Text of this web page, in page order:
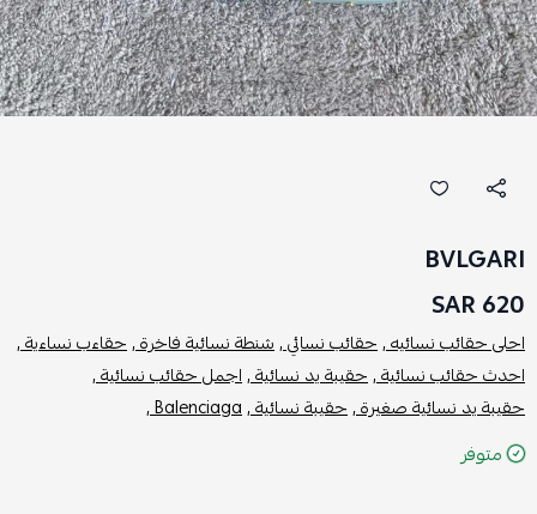
BVLGARI
620 SAR
احلى حقائب نسائيه ,حقائب نسائي ,شنطة نسائية فاخرة ,حقاءب نساءية ,
احدث حقائب نسائية ,حقيبة يد نسائية ,اجمل حقائب نسائية ,
حقيبة يد نسائية صغيرة ,حقيبة نسائية ,Balenciaga ,
متوفر